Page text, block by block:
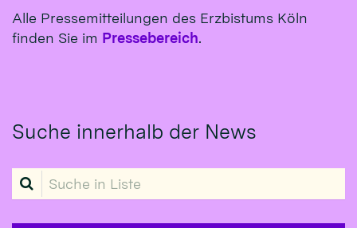
Alle Pressemitteilungen des Erzbistums Köln
finden Sie im Pressebereich.
Suche innerhalb der News
Suche in Liste